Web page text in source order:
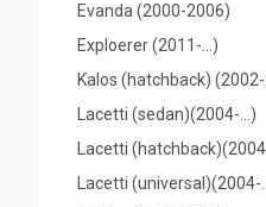
Evanda (2000-2006)
Exploerer (2011-...)
Kalos (hatchback)
Lacetti (sedan)(2004-…)
Lacetti
Lacetti (universal)(2004-